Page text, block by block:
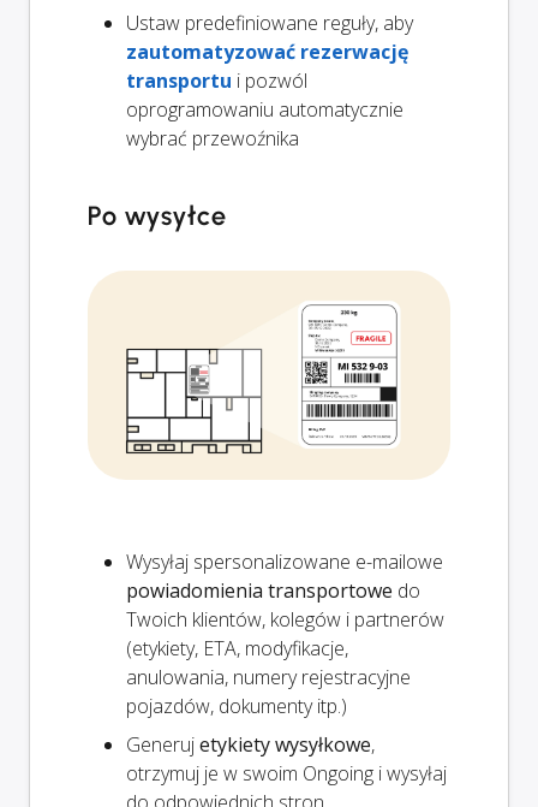
Ustaw predefiniowane reguły, aby
zautomatyzować rezerwację
transportu i pozwól
oprogramowaniu automatycznie
wybrać przewoźnika
Po wysyłce
Wysyłaj spersonalizowane e-mailowe
powiadomienia transportowe do
Twoich klientów, kolegów i partnerów
(etykiety, ETA, modyfikacje,
anulowania, numery rejestracyjne
pojazdów, dokumenty itp.)
Generujetykiety wysyłkowe,
otrzymuj je w swoim Ongoing i wysyłaj